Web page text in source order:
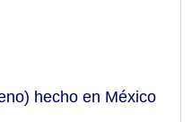
hecho en México